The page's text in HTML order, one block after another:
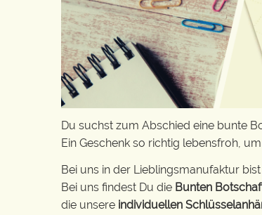
Du suchst zum Abschied eine bunte
Ein Geschenk so richtig lebensfroh,
Bei uns in der Lieblingsmanufaktur
Bei uns findest Du die Bunten
die unsere individuellen